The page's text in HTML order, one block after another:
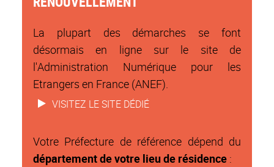
La plupart des démarches se font
désormais en ligne sur le site de
l'Administration Numérique pour les
Etrangers en France (ANEF).
VISITEZ LE SITE DÉDIÉ
Votre Préfecture de référence dépend du
département de votre lieu de résidence :